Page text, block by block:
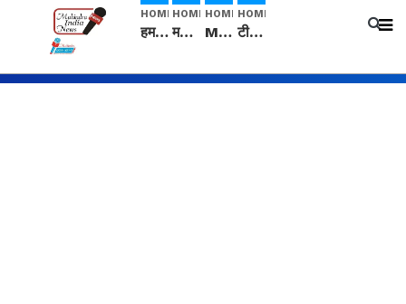
HOME
हम सनातनी..." सांसद kangana Ranaut से क्या बोली लड़की? Viral Jantar-Mantar | CJP protest
HOME
मनीषा हत्याकांड: हत्या, आत्महत्या या कोई बड़ा राज? | Full Story | Josh Haryana
HOME
Mangalsutra: हिंदू धर्म में शादी के बाद मंगलसूत्र क्यों पहनती है महिलाएं, किसने शुरु की ये परंपरा
HOME
टीम बीकेई ने एग्रीकल्चर ग्रेड की यूरिया खाद गट्टों में बदलकर टेक्निकल ग्रेड में बेचने वालों पर करवाई कार्रवाई: लखविंदर सिंह औलख